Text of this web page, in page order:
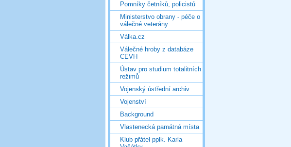
Pomníky četníků, policistů
Ministerstvo obrany - péče o
válečné veterány
Válka.cz
Válečné hroby z databáze
CEVH
Ústav pro studium totalitních
režimů
Vojenský ústřední archiv
Vojenství
Background
Vlastenecká památná místa
Klub přátel pplk. Karla